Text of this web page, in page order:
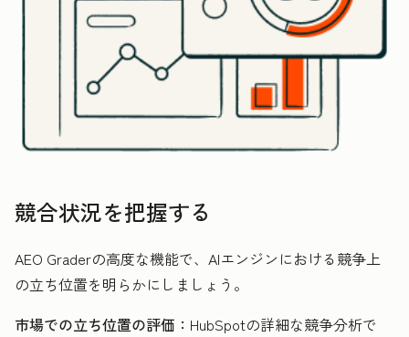
競合状況を把握する
AEO Graderの高度な機能で、AIエンジンにおける競争上
の立ち位置を明らかにしましょう。
市場での立ち位置の評価： HubSpotの詳細な競争分析で